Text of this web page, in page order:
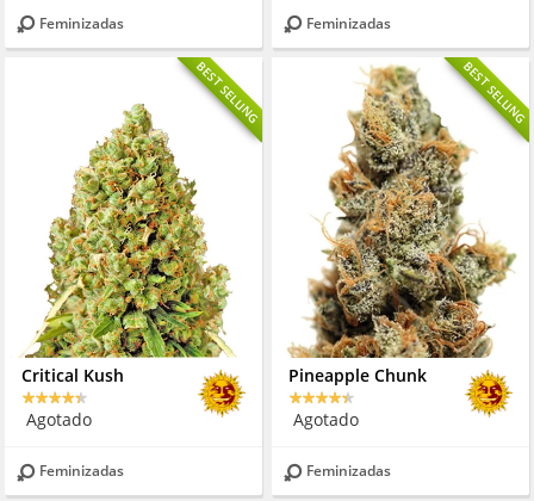
Feminizadas Feminizadas
BEST SELLING
Critical Kush
Agotado
Feminizadas
BEST SELLING
Pineapple Chunk
Agotado
Feminizadas